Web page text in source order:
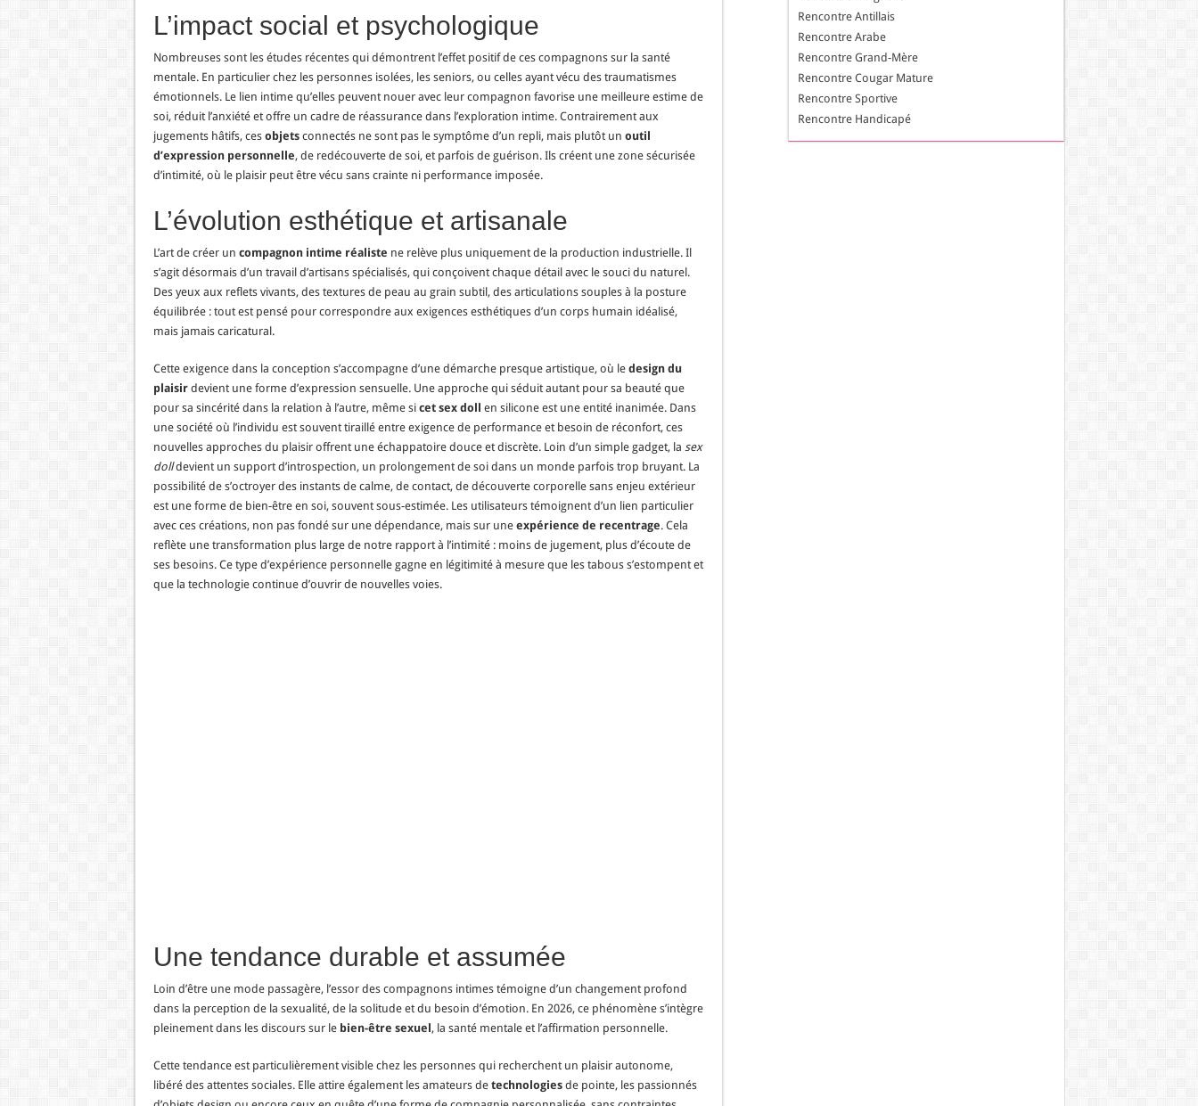
L’impact social et psychologique
Nombreuses sont les études récentes qui démontrent l’effet positif de ces compagnons sur la santé
mentale. En particulier chez les personnes isolées, les seniors, ou celles ayant vécu des traumatismes
émotionnels. Le lien intime qu’elles peuvent nouer avec leur compagnon favorise une meilleure estime de
soi, réduit l’anxiété et offre un cadre de réassurance dans l’exploration intime. Contrairement aux
jugements hâtifs, ces objetsconnectés ne sont pas le symptôme d’un repli, mais plutôt un outil
d’expression personnelle, de redécouverte de soi, et parfois de guérison. Ils créent une zone sécurisée
d’intimité, où le plaisir peut être vécu sans crainte ni performance imposée.
L’évolution esthétique et artisanale
L’art de créer un compagnon intime réaliste ne relève plus uniquement de la production industrielle. Il
s’agit désormais d’un travail d’artisans spécialisés, qui conçoivent chaque détail avec le souci du naturel.
Des yeux aux reflets vivants, des textures de peau au grain subtil, des articulations souples à la posture
équilibrée : tout est pensé pour correspondre aux exigences esthétiques d’un corps humain idéalisé,
mais jamais caricatural.
Cette exigence dans la conception s’accompagne d’une démarche presque artistique, où le design du
plaisirdevient une forme d’expression sensuelle. Une approche qui séduit autant pour sa beauté que
pour sa sincérité dans la relation à l’autre, même si cet sex doll en silicone est une entité inanimée. Dans
une société où l’individu est souvent tiraillé entre exigence de performance et besoin de réconfort, ces
nouvelles approches du plaisir offrent une échappatoire douce et discrète. Loin d’un simple gadget, la sex
dolldevient un support d’introspection, un prolongement de soi dans un monde parfois trop bruyant. La
possibilité de s’octroyer des instants de calme, de contact, de découverte corporelle sans enjeu extérieur
est une forme de bien-être en soi, souvent sous-estimée. Les utilisateurs témoignent d’un lien particulier
avec ces créations, non pas fondé sur une dépendance, mais sur une expérience de recentrage. Cela
reflète une transformation plus large de notre rapport à l’intimité : moins de jugement, plus d’écoute de
ses besoins. Ce type d’expérience personnelle gagne en légitimité à mesure que les tabous s’estompent et
que la technologie continue d’ouvrir de nouvelles voies.
Une tendance durable et assumée
Loin d’être une mode passagère, l’essor des compagnons intimes témoigne d’un changement profond
dans la perception de la sexualité, de la solitude et du besoin d’émotion. En 2026, ce phénomène s’intègre
pleinement dans les discours sur le bien-être sexuel, la santé mentale et l’affirmation personnelle.
Cette tendance est particulièrement visible chez les personnes qui recherchent un plaisir autonome,
libéré des attentes sociales. Elle attire également les amateurs de technologiesde pointe, les passionnés
Rencontre Antillais
Rencontre Arabe
Rencontre Grand-Mère
Rencontre Cougar Mature
Rencontre Sportive
Rencontre Handicapé